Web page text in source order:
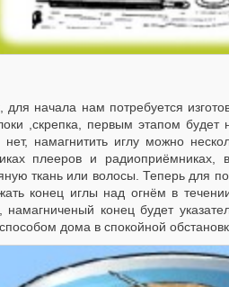
для начала нам потребуется
,скрепка, первым этапом будет
нет, намагнитить иглу можно
плееров и радиоприёмниках,
ткань или волосы. Теперь для
конец иглы над огнём в
намагниченый конец будет
дома в спокойной